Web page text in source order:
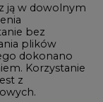
ją w dowolnym
bez
plików
dokonano
Korzystanie
z